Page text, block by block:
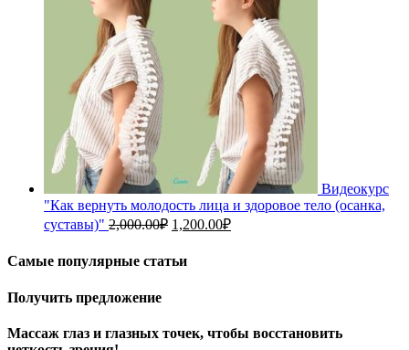
Видеокурс
"Как вернуть молодость лица и здоровое тело (осанка,
суставы)" 2,000.00₽ Первоначальная
1,200.00₽Текущая
Самые популярные статьи
Получить предложение
Массаж глаз и глазных точек, чтобы восстановить